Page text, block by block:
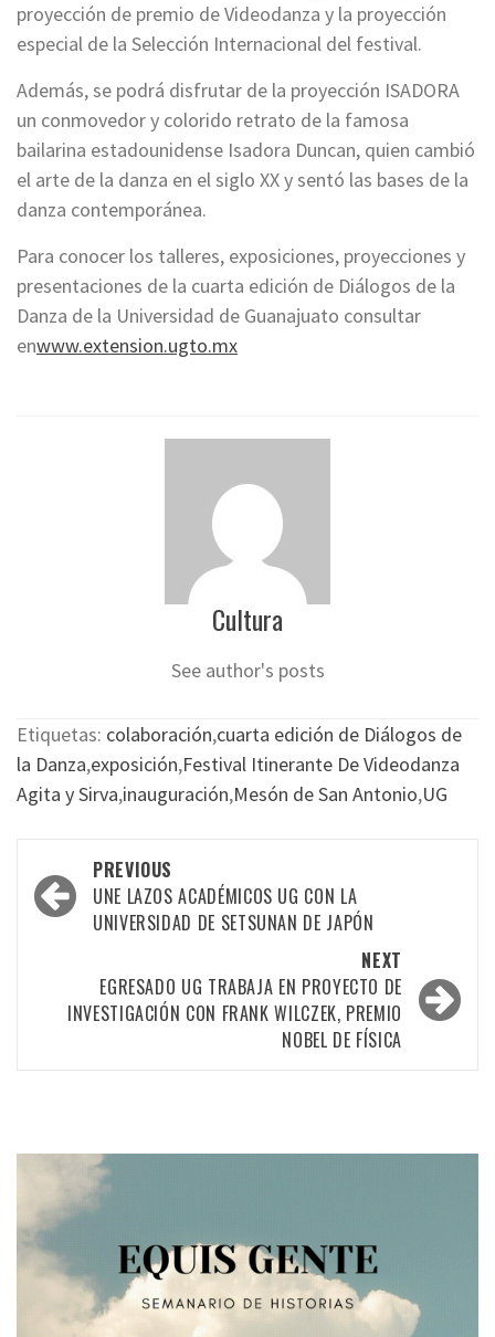
proyección de premio de Videodanza y la proyección
especial de la Selección Internacional del festival.
Además, se podrá disfrutar de la proyección ISADORA
un conmovedor y colorido retrato de la famosa
bailarina estadounidense Isadora Duncan, quien cambió
el arte de la danza en el siglo XX y sentó las bases de la
danza contemporánea.
Para conocer los talleres, exposiciones, proyecciones y
presentaciones de la cuarta edición de Diálogos de la
Danza de la Universidad de Guanajuato consultar
enwww.extension.ugto.mx
Cultura
See author's posts
Etiquetas: colaboración,cuarta edición de Diálogos de
la Danza,exposición,Festival Itinerante De Videodanza
Agita y Sirva,inauguración,Mesón de San Antonio,UG
Post
navigation
PREVIOUS
UNE LAZOS ACADÉMICOS UG CON LA
UNIVERSIDAD DE SETSUNAN DE JAPÓN
NEXT
EGRESADO UG TRABAJA EN PROYECTO DE
INVESTIGACIÓN CON FRANK WILCZEK, PREMIO
NOBEL DE FÍSICA